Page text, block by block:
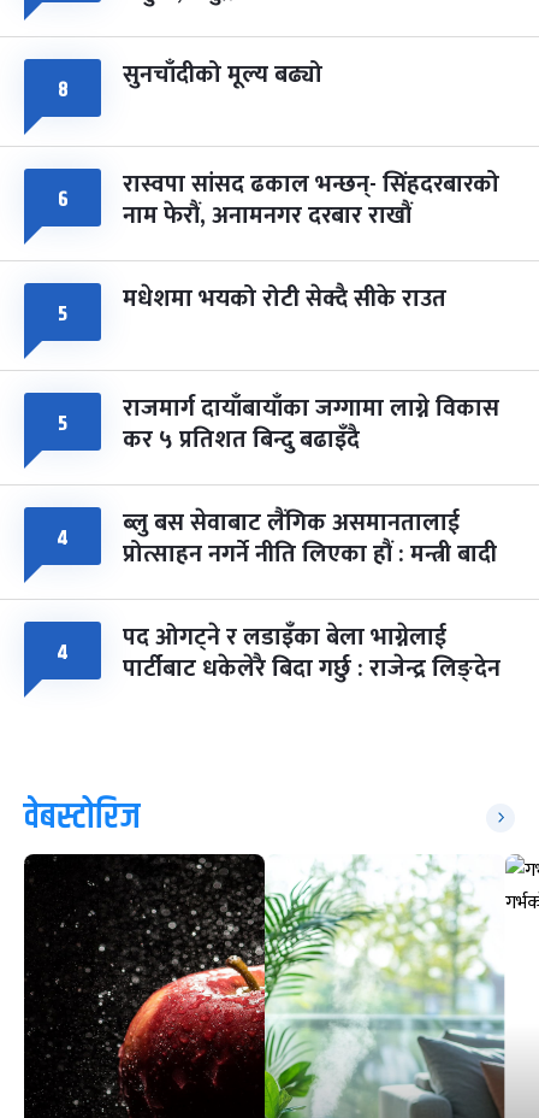
८ सुनचाँदीको मूल्य बढ्यो
६ रास्वपा सांसद ढकाल भन्छन्- सिंहदरबारको
नाम फेरौं, अनामनगर दरबार राखौं
५ मधेशमा भयको रोटी सेक्दै सीके राउत
५ राजमार्ग दायाँबायाँका जग्गामा लाग्ने विकास
कर ५ प्रतिशत बिन्दु बढाइँदै
४ ब्लु बस सेवाबाट लैंगिक असमानतालाई
प्रोत्साहन नगर्ने नीति लिएका हौं : मन्त्री बादी
४ पद ओगट्ने र लडाइँका बेला भाग्नेलाई
पार्टीबाट धकेलेरै बिदा गर्छु : राजेन्द्र लिङ्देन
वेबस्टोरिज